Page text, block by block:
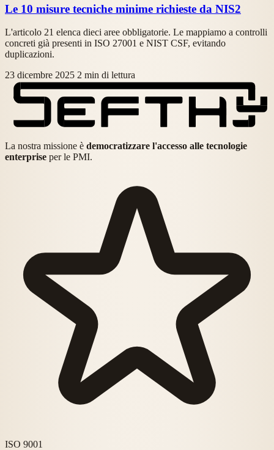
Le 10 misure tecniche minime richieste da NIS2
L'articolo 21 elenca dieci aree obbligatorie. Le mappiamo a controlli
concreti già presenti in ISO 27001 e NIST CSF, evitando
duplicazioni.
23 dicembre 2025 2 min di lettura
La nostra missione è democratizzare l'accesso alle tecnologie
enterprise per le PMI.
ISO 9001